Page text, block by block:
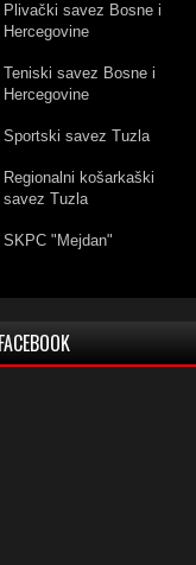
Plivački savez Bosne i
Hercegovine
Teniski savez Bosne i
Hercegovine
Sportski savez Tuzla
Regionalni košarkaški
savez Tuzla
SKPC "Mejdan"
FACEBOOK